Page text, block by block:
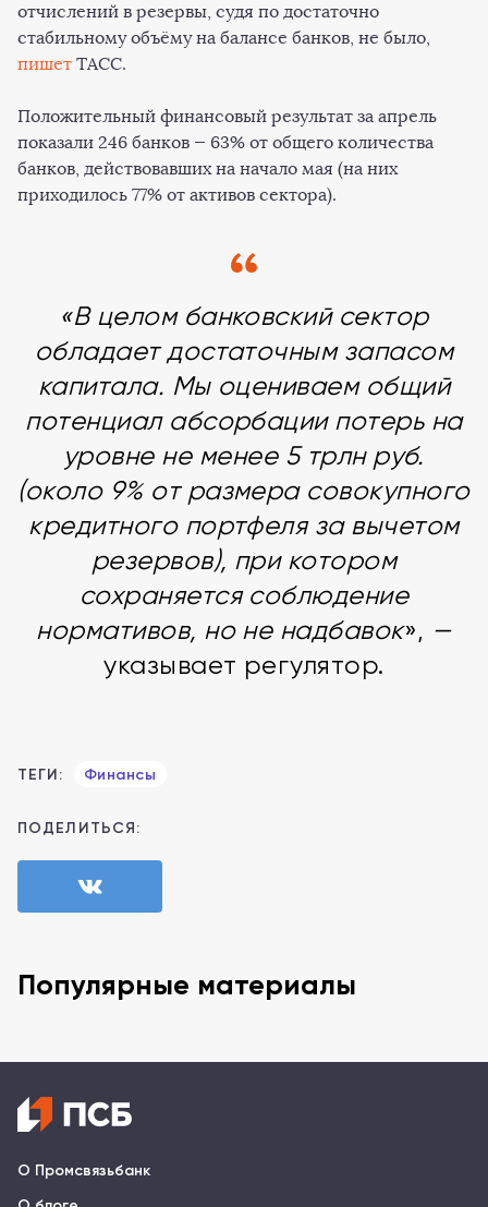
отчислений в резервы, судя по достаточно
стабильному объёму на балансе банков, не было,
пишет ТАСС.
Положительный финансовый результат за апрель
показали 246 банков — 63% от общего количества
банков, действовавших на начало мая (на них
приходилось 77% от активов сектора).
«В целом банковский сектор
обладает достаточным запасом
капитала. Мы оцениваем общий
потенциал абсорбации потерь на
уровне не менее 5 трлн руб.
(около 9% от размера совокупного
кредитного портфеля за вычетом
резервов), при котором
сохраняется соблюдение
нормативов, но не надбавок», —
указывает регулятор.
ТЕГИ: Финансы
ПОДЕЛИТЬСЯ:
Популярные материалы
О Промсвязьбанк